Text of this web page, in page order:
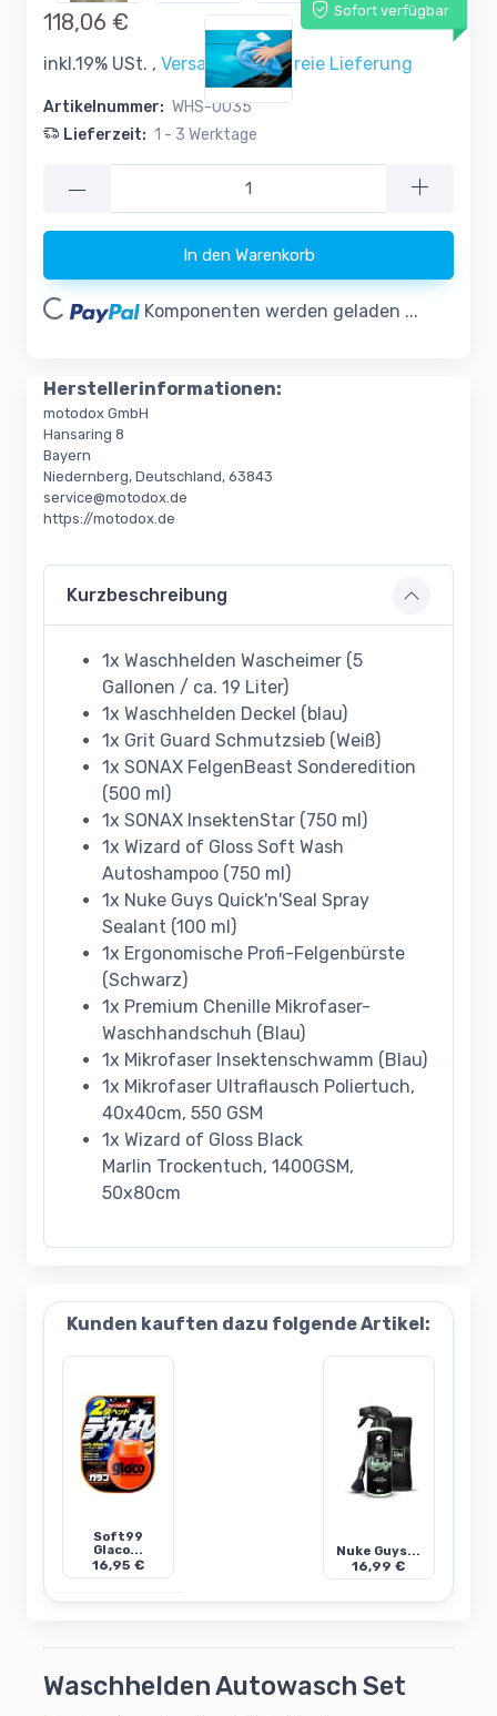
Sofort verfügbar
118,06 €
inkl.19% USt. , Versandkostenfreie Lieferung
Artikelnummer: WHS-0035
Lieferzeit: 1 - 3 Werktage
—
In den Warenkorb
Loading... Komponenten werden geladen ...
Herstellerinformationen:
motodox GmbH
Hansaring 8
Bayern
Niedernberg, Deutschland, 63843
service@motodox.de
https://motodox.de
Kurzbeschreibung
1x Waschhelden Wascheimer (5
Gallonen / ca. 19 Liter)
1x Waschhelden Deckel (blau)
1x Grit Guard Schmutzsieb (Weiß)
1x SONAX FelgenBeast Sonderedition
(500 ml)
1x SONAX InsektenStar (750 ml)
1x Wizard of Gloss Soft Wash
Autoshampoo (750 ml)
1x Nuke Guys Quick'n'Seal Spray
Sealant (100 ml)
1x Ergonomische Profi-Felgenbürste
(Schwarz)
1x Premium Chenille Mikrofaser-
Waschhandschuh (Blau)
1x Mikrofaser Insektenschwamm (Blau)
1x Mikrofaser Ultraflausch Poliertuch,
40x40cm, 550 GSM
1x Wizard of Gloss Black
Marlin Trockentuch, 1400GSM,
50x80cm
Kunden kauften dazu folgende Artikel:
Soft99
Glaco...
16,95 €
Nuke Guys...
16,99 €
Waschhelden Autowasch Set